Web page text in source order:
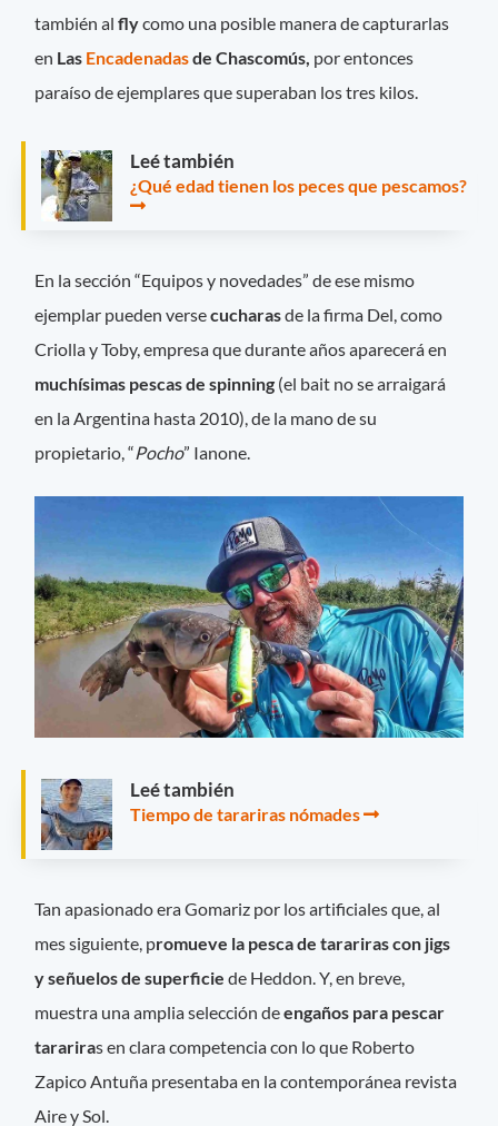
también alflycomo una posible manera de capturarlas
en Las Encadenadasde Chascomús, por entonces
paraíso de ejemplares que superaban los tres kilos.
Leé también
¿Qué edad tienen los peces que pescamos?
En la sección “Equipos y novedades” de ese mismo
ejemplar pueden versecucharasde la firma Del, como
Criolla y Toby, empresa que durante años aparecerá en
muchísimas pescas de spinning (el bait no se arraigará
en la Argentina hasta 2010), de la mano de su
propietario, “Pocho” Ianone.
Leé también
Tiempo de tarariras nómades
Tan apasionado era Gomariz por los artificiales que, al
mes siguiente, promueve la pesca de tarariras con jigs
y señuelos de superficie de Heddon. Y, en breve,
muestra una amplia selección deengaños para pescar
tarariras en clara competencia con lo que Roberto
Zapico Antuña presentaba en la contemporánea revista
Aire y Sol.